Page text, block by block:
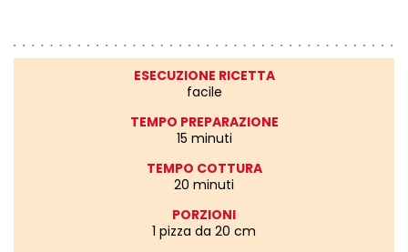
ESECUZIONE RICETTA
facile
TEMPO PREPARAZIONE
15 minuti
TEMPO COTTURA
20 minuti
PORZIONI
1 pizza da 20 cm